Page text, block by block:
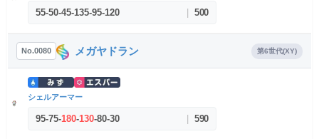
55-50-45-135-95-120 500
No.0080 メガヤドラン 第6世代(XY)
シェルアーマー
95-75-180-130-80-30 590